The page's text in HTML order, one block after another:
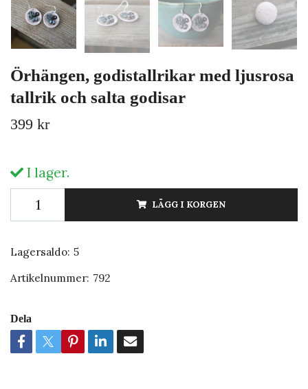
Örhängen, godistallrikar med ljusrosa
tallrik och salta godisar
399 kr
I lager.
LÄGG I KORGEN
Lagersaldo: 5
Artikelnummer: 792
Dela